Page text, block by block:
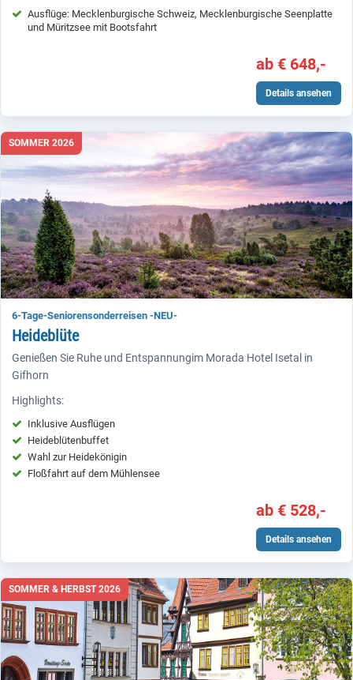
Ausflüge: Mecklenburgische Schweiz, Mecklenburgische Seenplatte
und Müritzsee mit Bootsfahrt
ab € 648,-
Details ansehen
SOMMER 2026
6-Tage-Seniorensonderreisen -NEU-
Heideblüte
Genießen Sie Ruhe und Entspannungim Morada Hotel Isetal in
Gifhorn
Highlights:
Inklusive Ausflügen
Heideblütenbuffet
Wahl zur Heidekönigin
Floßfahrt auf dem Mühlensee
ab € 528,-
Details ansehen
SOMMER & HERBST 2026